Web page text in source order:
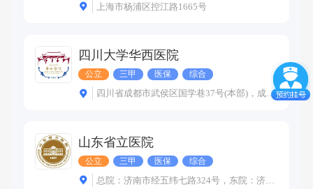
上海市杨浦区控江路1665号
四川大学华西医院
公立 三甲 医保 综合
四川省成都市武侯区国学巷37号(本部)，成都市高新西区尚锦路253号(上锦院区)，成都市温江区永宁镇芙蓉大道三段363号(温江院区)
山东省立医院
公立 三甲 医保 综合